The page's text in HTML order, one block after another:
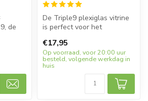
de
De Triple9 plexiglas vitrine
is perfect voor het
schaalm...
€17,95
Op voorraad, voor 20:00 uur
besteld, volgende werkdag in
huis